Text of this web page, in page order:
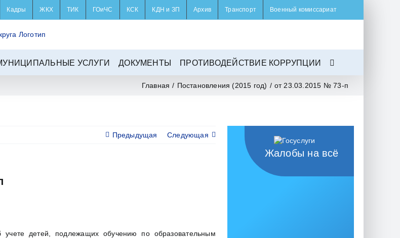
Кадры ЖКХ ТИК ГОиЧС КСК КДН и ЗП Архив Транспорт Военный комиссариат
УСЛУГИ ДОКУМЕНТЫ ПРОТИВОДЕЙСТВИЕ КОРРУПЦИИ
Главная / Постановления (2015 год) / от 23.03.2015 № 73-п
Предыдущая Следующая
детей, подлежащих обучению по образовательным
Жалобы на всё